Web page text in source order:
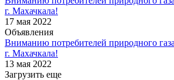
г. Махачкала!
17 мая 2022
Объявления
Вниманию потребителей природного
г. Махачкала!
13 мая 2022
Загрузить еще